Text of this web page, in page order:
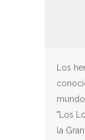
Los
"Los
la